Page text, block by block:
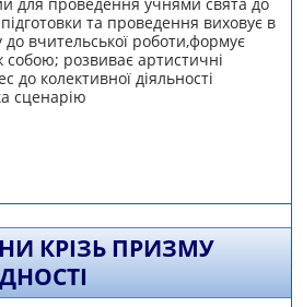
та проведення виховує в
до вчительської роботи,формує
собою; розвиває артистичні
до колективної діяльності
сценарію
Сценарій до Дня вчителя
КРІЗЬ ПРИЗМУ